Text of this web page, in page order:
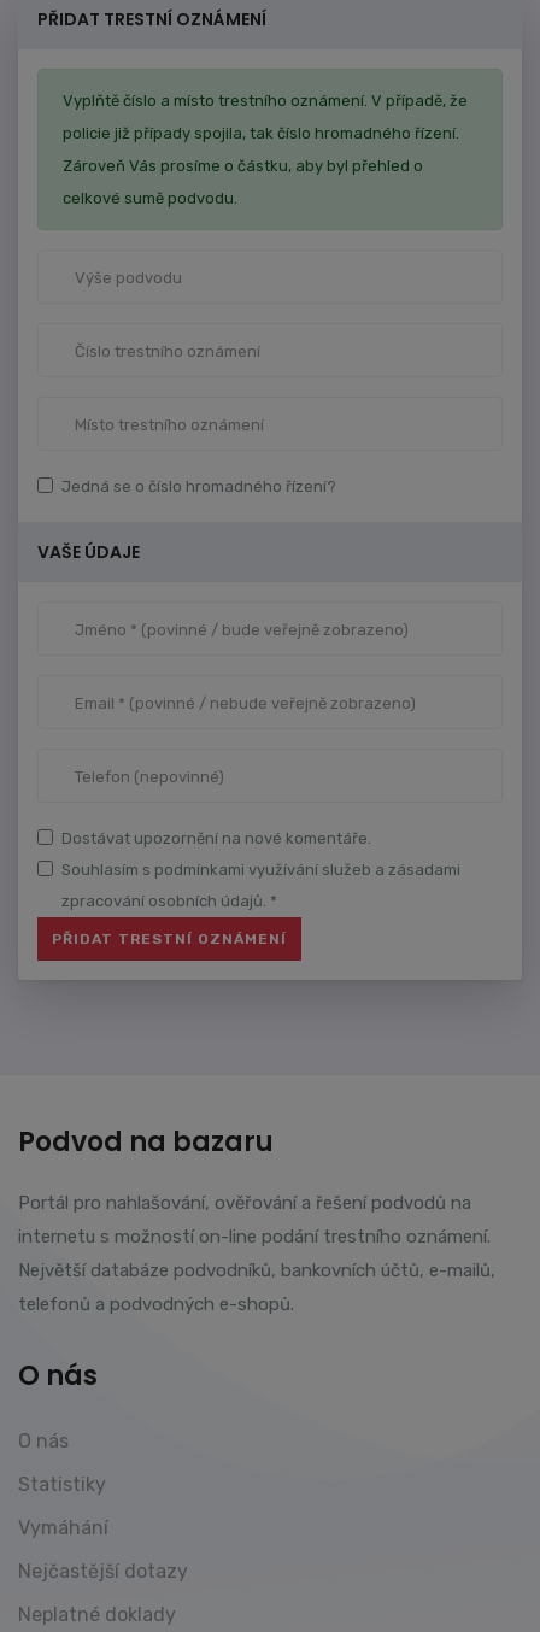
PŘIDAT TRESTNÍ OZNÁMENÍ
Vyplňtě číslo a místo trestního oznámení. V případě, že
policie již případy spojila, tak číslo hromadného řízení.
Zároveň Vás prosíme o částku, aby byl přehled o
celkové sumě podvodu.
Jedná se o číslo hromadného řízení?
VAŠE ÚDAJE
Dostávat upozornění na nové komentáře.
Souhlasím s podmínkami využívání služeb a zásadami
zpracování osobních údajů. *
Podvod na bazaru
Portál pro nahlašování, ověřování a řešení podvodů na
internetu s možností on-line podání trestního oznámení.
Největší databáze podvodníků, bankovních účtů, e-mailů,
telefonů a podvodných e-shopů.
O nás
O nás
Statistiky
Vymáhání
Nejčastější dotazy
Neplatné doklady